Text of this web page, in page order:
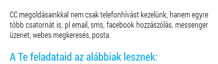
CC megoldásainkkal nem csak telefonhívást kezelünk, hanem egyre
több csatornát is, pl email, sms, facebook hozzászólás, messenger
üzenet, webes megkeresés, posta.
A Te feladataid az alábbiak lesznek: